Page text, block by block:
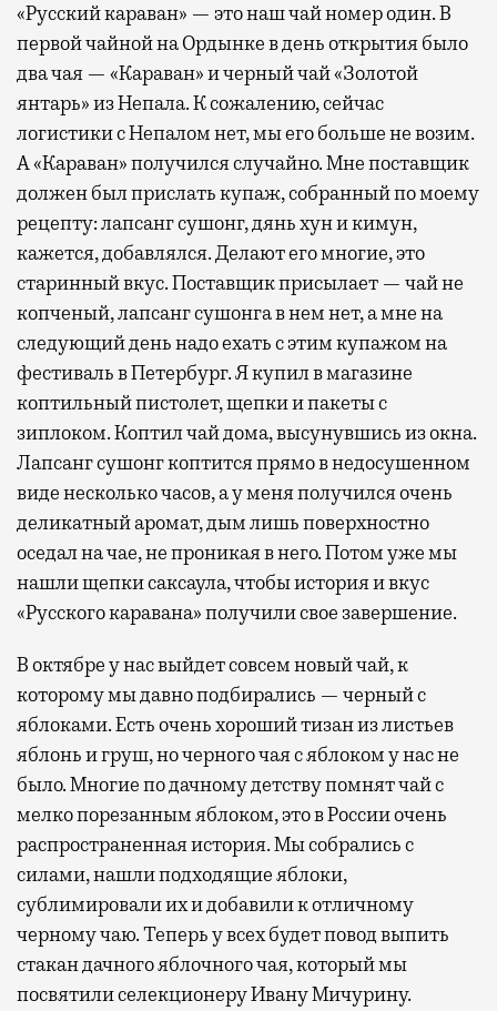
«Русский караван» — это наш чай номер один. В
первой чайной на Ордынке в день открытия было
два чая — «Караван» и черный чай «Золотой
янтарь» из Непала. К сожалению, сейчас
логистики с Непалом нет, мы его больше не возим.
А «Караван» получился случайно. Мне поставщик
должен был прислать купаж, собранный по моему
рецепту: лапсанг сушонг, дянь хун и кимун,
кажется, добавлялся. Делают его многие, это
старинный вкус. Поставщик присылает — чай не
копченый, лапсанг сушонга в нем нет, а мне на
следующий день надо ехать с этим купажом на
фестиваль в Петербург. Я купил в магазине
коптильный пистолет, щепки и пакеты с
зиплоком. Коптил чай дома, высунувшись из окна.
Лапсанг сушонг коптится прямо в недосушенном
виде несколько часов, а у меня получился очень
деликатный аромат, дым лишь поверхностно
оседал на чае, не проникая в него. Потом уже мы
нашли щепки саксаула, чтобы история и вкус
«Русского каравана» получили свое завершение.
В октябре у нас выйдет совсем новый чай, к
которому мы давно подбирались — черный с
яблоками. Есть очень хороший тизан из листьев
яблонь и груш, но черного чая с яблоком у нас не
было. Многие по дачному детству помнят чай с
мелко порезанным яблоком, это в России очень
распространенная история. Мы собрались с
силами, нашли подходящие яблоки,
сублимировали их и добавили к отличному
черному чаю. Теперь у всех будет повод выпить
стакан дачного яблочного чая, который мы
посвятили селекционеру Ивану Мичурину.